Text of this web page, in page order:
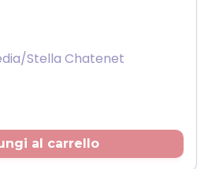
Stella Chatenet
al carrello